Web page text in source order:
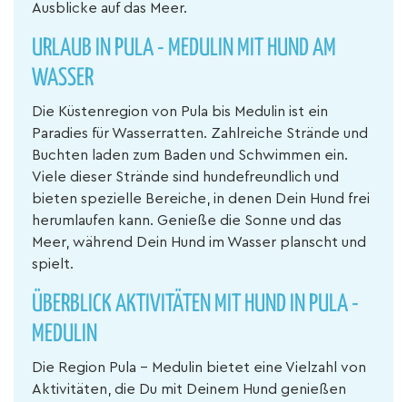
Ausblicke auf das Meer.
URLAUB IN PULA - MEDULIN MIT HUND AM
WASSER
Die Küstenregion von Pula bis Medulin ist ein
Paradies für Wasserratten. Zahlreiche Strände und
Buchten laden zum Baden und Schwimmen ein.
Viele dieser Strände sind hundefreundlich und
bieten spezielle Bereiche, in denen Dein Hund frei
herumlaufen kann. Genieße die Sonne und das
Meer, während Dein Hund im Wasser planscht und
spielt.
ÜBERBLICK AKTIVITÄTEN MIT HUND IN PULA -
MEDULIN
Die Region Pula - Medulin bietet eine Vielzahl von
Aktivitäten, die Du mit Deinem Hund genießen